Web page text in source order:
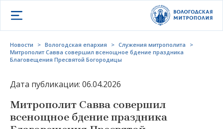
Открыть меню
Новости > Вологодская епархия > Служения митрополита
>
Митрополит Савва совершил всенощное бдение праздника
Благовещения Пресвятой Богородицы
Дата публикации: 06.04.2026
Митрополит Савва совершил
всенощное бдение праздника